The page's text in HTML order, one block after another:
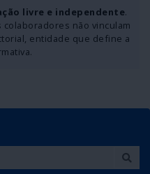
livre e independente.
não vinculam
entidade que define a